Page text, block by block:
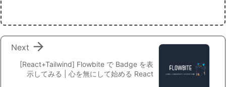
[React+Tailwind] Flowbite で Badge を表
示してみる | 心を無にして始める React

Next